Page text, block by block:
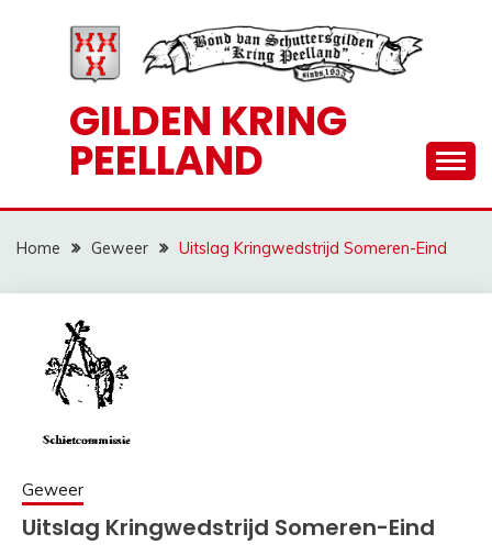
GILDEN KRING
PEELLAND
Home Geweer Uitslag Kringwedstrijd Someren-Eind
Geweer
Uitslag Kringwedstrijd Someren-Eind